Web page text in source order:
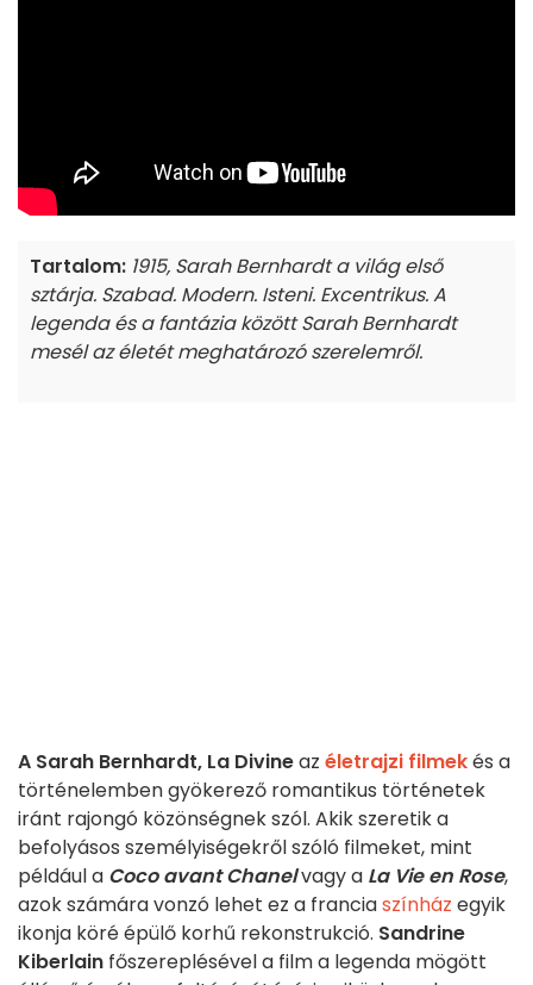
Tartalom: 1915, Sarah Bernhardt a világ első
sztárja. Szabad. Modern. Isteni. Excentrikus. A
legenda és a fantázia között Sarah Bernhardt
mesél az életét meghatározó szerelemről.
A Sarah Bernhardt, La Divineaz életrajzi filmekés a
történelemben gyökerező romantikus történetek
iránt rajongó közönségnek szól. Akik szeretik a
befolyásos személyiségekről szóló filmeket, mint
például a Coco avant Chanelvagy a La Vie en Rose,
azok számára vonzó lehet ez a franciaszínház egyik
ikonja köré épülő korhű rekonstrukció. Sandrine
Kiberlain főszereplésével a film a legenda mögött